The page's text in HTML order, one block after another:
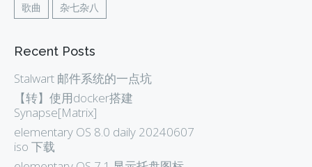
歌曲 杂七杂八
Recent Posts
Stalwart 邮件系统的一点坑
【转】使用docker搭建
Synapse[Matrix]
elementary OS 8.0 daily 20240607
iso 下载